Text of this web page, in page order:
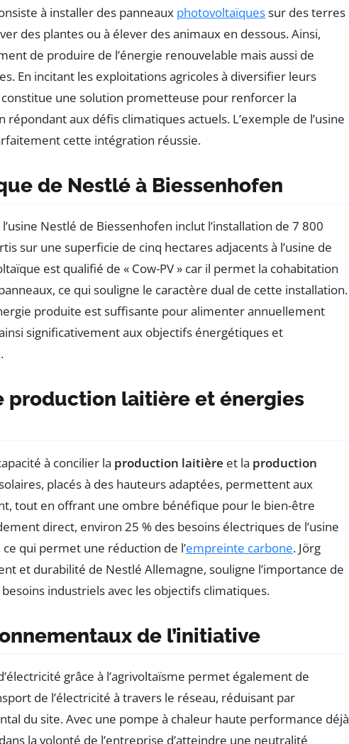
à installer des panneaux photovoltaïquessur des terres
des plantes ou à élever des animaux en dessous. Ainsi,
de produire de l’énergie renouvelable mais aussi de
En incitant les exploitations agricoles à diversifier leurs
constitue une solution prometteuse pour renforcer la
répondant aux défis climatiques actuels. L’exemple de l’usine
cette intégration réussie.
de Nestlé à Biessenhofen
Nestlé de Biessenhofen inclut l’installation de 7 800
sur une superficie de cinq hectares adjacents à l’usine de
est qualifié de « Cow-PV » car il permet la cohabitation
ce qui souligne le caractère dual de cette installation.
produite est suffisante pour alimenter annuellement
significativement aux objectifs énergétiques et
production laitière et énergies
à concilier la production laitière et la production
placés à des hauteurs adaptées, permettent aux
tout en offrant une ombre bénéfique pour le bien-être
direct, environ 25 % des besoins électriques de l’usine
qui permet une réduction de l’empreinte carbone. Jörg
et durabilité de Nestlé Allemagne, souligne l’importance de
industriels avec les objectifs climatiques.
de l’initiative
grâce à l’agrivoltaïsme permet également de
de l’électricité à travers le réseau, réduisant par
du site. Avec une pompe à chaleur haute performance déjà
la volonté de l’entreprise d’atteindre une neutralité